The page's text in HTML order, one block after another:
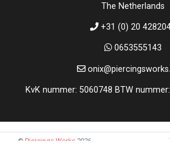
The Netherlands
+31 (0) 20
0653555143
KvK nummer: 5060748 BTW
© Piercings Works 2026